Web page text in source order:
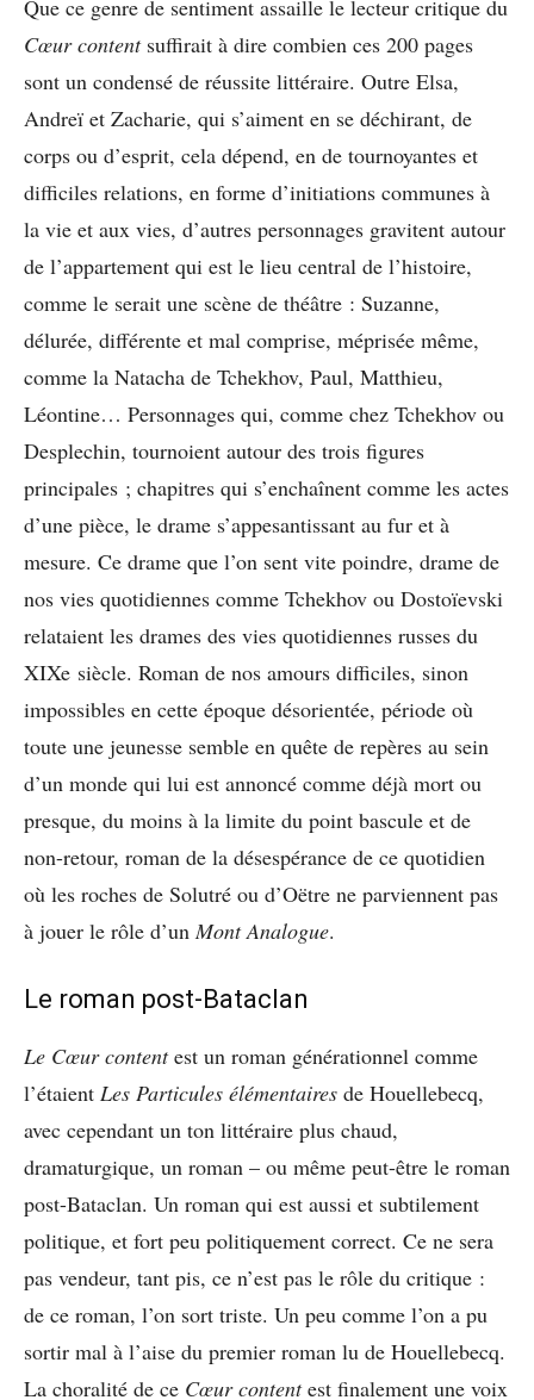
Que ce genre de sentiment assaille le lecteur critique du
Cœur contentsuffirait à dire combien ces 200 pages
sont un condensé de réussite littéraire. Outre Elsa,
Andreï et Zacharie, qui s’aiment en se déchirant, de
corps ou d’esprit, cela dépend, en de tournoyantes et
difficiles relations, en forme d’initiations communes à
la vie et aux vies, d’autres personnages gravitent autour
de l’appartement qui est le lieu central de l’histoire,
comme le serait une scène de théâtre : Suzanne,
délurée, différente et mal comprise, méprisée même,
comme la Natacha de Tchekhov, Paul, Matthieu,
Léontine… Personnages qui, comme chez Tchekhov ou
Desplechin, tournoient autour des trois figures
principales ; chapitres qui s’enchaînent comme les actes
d’une pièce, le drame s’appesantissant au fur et à
mesure. Ce drame que l’on sent vite poindre, drame de
nos vies quotidiennes comme Tchekhov ou Dostoïevski
relataient les drames des vies quotidiennes russes du
XIXe siècle. Roman de nos amours difficiles, sinon
impossibles en cette époque désorientée, période où
toute une jeunesse semble en quête de repères au sein
d’un monde qui lui est annoncé comme déjà mort ou
presque, du moins à la limite du point bascule et de
non-retour, roman de la désespérance de ce quotidien
où les roches de Solutré ou d’Oëtre ne parviennent pas
à jouer le rôle d’unMont Analogue.
Le roman post-Bataclan
Le Cœur contentest un roman générationnel comme
l’étaient Les Particules élémentaires de Houellebecq,
avec cependant un ton littéraire plus chaud,
dramaturgique, un roman – ou même peut-être le roman
post-Bataclan. Un roman qui est aussi et subtilement
politique, et fort peu politiquement correct. Ce ne sera
pas vendeur, tant pis, ce n’est pas le rôle du critique :
de ce roman, l’on sort triste. Un peu comme l’on a pu
sortir mal à l’aise du premier roman lu de Houellebecq.
La choralité de ce Cœur contentest finalement une voix